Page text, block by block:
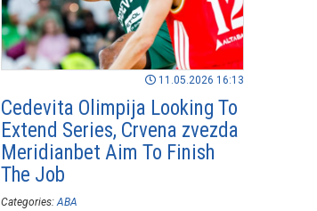
11.05.2026 16:13
Cedevita Olimpija Looking To
Extend Series, Crvena zvezda
Meridianbet Aim To Finish
The Job
Categories: ABA